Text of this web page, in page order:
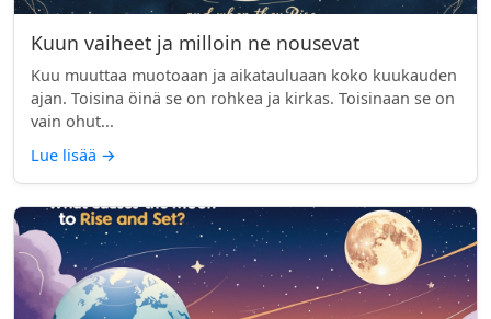
Kuun vaiheet ja milloin ne nousevat
Kuu muuttaa muotoaan ja aikatauluaan koko kuukauden
ajan. Toisina öinä se on rohkea ja kirkas. Toisinaan se on
vain ohut...
Lue lisää →